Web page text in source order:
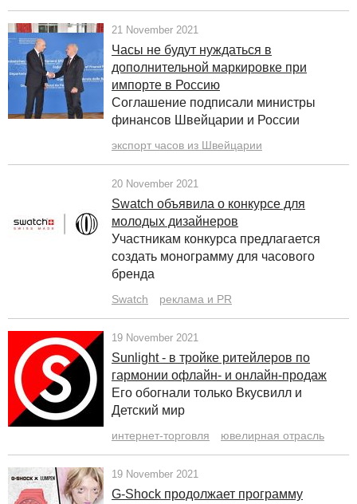
21 November 2021
Часы не будут нуждаться в
дополнительной маркировке при
импорте в Россию
Соглашение подписали министры
финансов Швейцарии и России
экспорт часов из Швейцарии
20 November 2021
Swatch объявила о конкурсе для
молодых дизайнеров
Участникам конкурса предлагается
создать монограмму для часового
бренда
Swatch реклама и PR
19 November 2021
Sunlight - в тройке ритейлеров по
гармонии офлайн- и онлайн-продаж
Его обогнали только Вкусвилл и
Детский мир
интернет-торговля ювелирная отрасль
19 November 2021
G-Shock продолжает программу